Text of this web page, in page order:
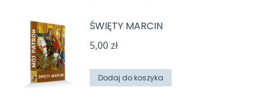
ŚWIĘTY MARCIN
5,00 zł
Dodaj do koszyka